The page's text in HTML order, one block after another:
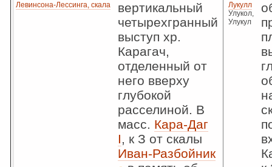
Левинсона-Лессинга, скала
вертикальный
четырехгранный
выступ хр.
Карагач,
отделенный от
него вверху
глубокой
расселиной. В
масс. Кара-Даг
I, к З от скалы
Иван-Разбойник
Лукулл
Улукол,
Улукул